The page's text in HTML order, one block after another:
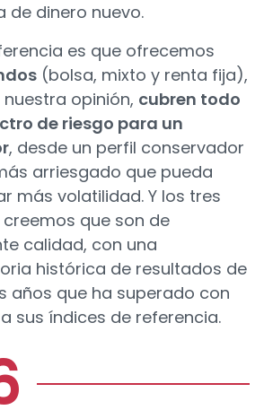
de dinero nuevo.
es que ofrecemos
(bolsa, mixto y renta fija),
nuestra opinión, cubren todo
de riesgo para un
, desde un perfil conservador
arriesgado que pueda
más volatilidad. Y los tres
que son de
calidad, con una
histórica de resultados de
años que ha superado con
sus índices de referencia.